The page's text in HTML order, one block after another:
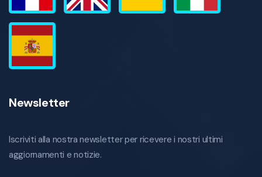
Newsletter
Iscriviti alla nostra newsletter per ricevere i nostri ultimi
aggiornamenti e notizie.